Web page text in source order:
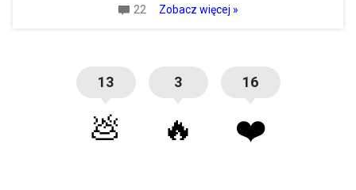
22 Zobacz więcej »
13
💩
3
🔥
16
❤️